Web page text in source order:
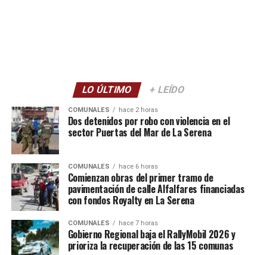
LO ÚLTIMO + LEÍDO
COMUNALES hace 2 horas
Dos detenidos por robo con violencia en el
sector Puertas del Mar de La Serena
COMUNALES hace 6 horas
Comienzan obras del primer tramo de
pavimentación de calle Alfalfares financiadas
con fondos Royalty en La Serena
COMUNALES hace 7 horas
Gobierno Regional baja el RallyMobil 2026 y
prioriza la recuperación de las 15 comunas